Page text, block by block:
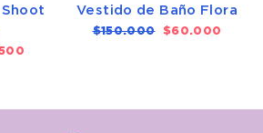
Vestido de Baño Flora
Precio
$150.000
Precio
$60.000